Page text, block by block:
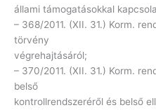
állami támogatásokkal
– 368/2011. (XII. 31.) Korm.
törvény
végrehajtásáról;
– 370/2011. (XII. 31.) Korm.
belső
kontrollrendszeréről és belső